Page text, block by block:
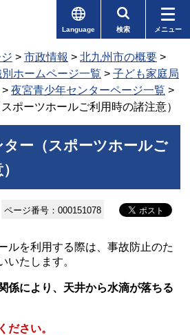
Language 検索 メニュー
> 市政情報 > 北九州市の概要 >
ホームページ一覧 > 子ども家庭局
> 夜宮青少年センターページ一覧 >
ポーツホールご利用時の諸注意）
ター（スポーツホールご
ページ番号：000151078
ルを利用する際は、事故防止のた
いたします。
係により、天井から水滴が落ちる
ださい。